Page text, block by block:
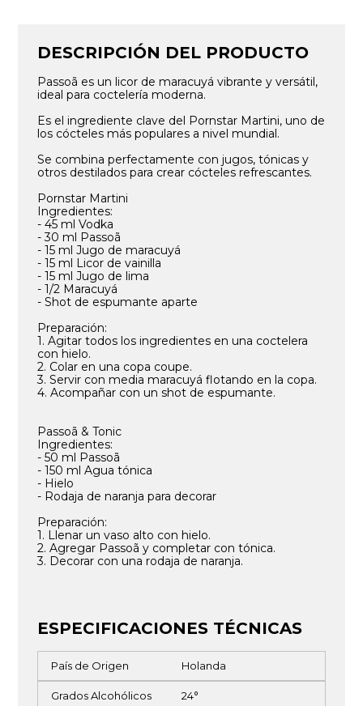
DESCRIPCIÓN DEL PRODUCTO
Passoã es un licor de maracuyá vibrante y versátil,
ideal para coctelería moderna.
Es el ingrediente clave del Pornstar Martini, uno de
los cócteles más populares a nivel mundial.
Se combina perfectamente con jugos, tónicas y
otros destilados para crear cócteles refrescantes.
Pornstar Martini
Ingredientes:
- 45 ml Vodka
- 30 ml Passoã
- 15 ml Jugo de maracuyá
- 15 ml Licor de vainilla
- 15 ml Jugo de lima
- 1/2 Maracuyá
- Shot de espumante aparte
Preparación:
1. Agitar todos los ingredientes en una coctelera
con hielo.
2. Colar en una copa coupe.
3. Servir con media maracuyá flotando en la copa.
4. Acompañar con un shot de espumante.
Passoã & Tonic
Ingredientes:
- 50 ml Passoã
- 150 ml Agua tónica
- Hielo
- Rodaja de naranja para decorar
Preparación:
1. Llenar un vaso alto con hielo.
2. Agregar Passoã y completar con tónica.
3. Decorar con una rodaja de naranja.
ESPECIFICACIONES TÉCNICAS
País de Origen Holanda
Grados Alcohólicos 24°